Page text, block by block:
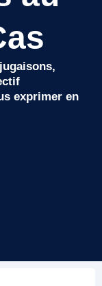
exprimer en